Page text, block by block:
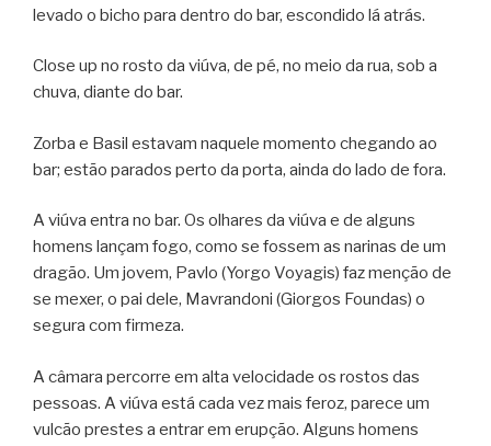
levado o bicho para dentro do bar, escondido lá atrás.
Close up no rosto da viúva, de pé, no meio da rua, sob a
chuva, diante do bar.
Zorba e Basil estavam naquele momento chegando ao
bar; estão parados perto da porta, ainda do lado de fora.
A viúva entra no bar. Os olhares da viúva e de alguns
homens lançam fogo, como se fossem as narinas de um
dragão. Um jovem, Pavlo (Yorgo Voyagis) faz menção de
se mexer, o pai dele, Mavrandoni (Giorgos Foundas) o
segura com firmeza.
A câmara percorre em alta velocidade os rostos das
pessoas. A viúva está cada vez mais feroz, parece um
vulcão prestes a entrar em erupção. Alguns homens